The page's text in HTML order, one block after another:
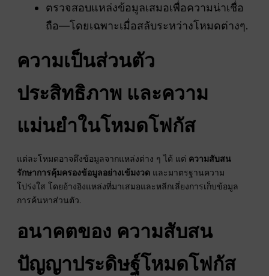
ตรวจสอบแหล่งข้อมูลเสมอเพื่อความน่าเชื่อ
ถือ—โดยเฉพาะเมื่อสลับระหว่างโหมดต่างๆ.
ความเป็นส่วนตัว
ประสิทธิภาพ และความ
แม่นยำในโหมดโฟกัส
แต่ละโหมดอาจดึงข้อมูลจากแหล่งต่าง ๆ ได้ แต่ ความสับสน
รักษาการคุ้มครองข้อมูลอย่างเข้มงวด และมาตรฐานความ
โปร่งใส โดยอ้างอิงแหล่งที่มาเสมอและหลีกเลี่ยงการเก็บข้อมูล
การค้นหาส่วนตัว.
อนาคตของ ความสับสน
ปัญญาประดิษฐ์โหมดโฟกัส